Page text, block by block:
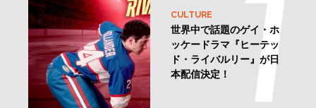
CULTURE
世界中で話題のゲイ・ホ
ッケードラマ『ヒーテッ
ド・ライバルリー』が日
本配信決定！